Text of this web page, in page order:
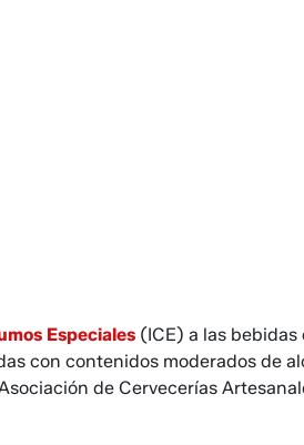
Especiales (ICE) a las
con contenidos moderados de
de Cervecerías